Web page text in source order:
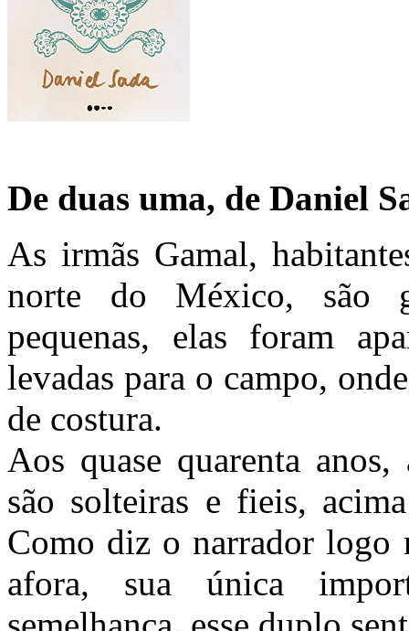
De duas uma, de Daniel
As irmãs Gamal,
norte do México, são
pequenas, elas foram
levadas para o campo,
de costura.
Aos quase quarenta
são solteiras e fieis,
Como diz o narrador logo
afora, sua única